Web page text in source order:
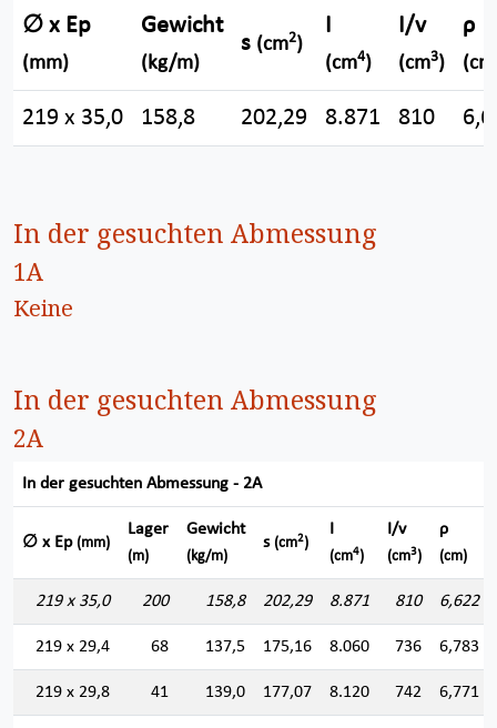
∅ x Ep
(mm)
Gewicht
(kg/m)
s (cm2)
I
(cm4)
I/v
(cm3)
ρ
219 x 35,0 158,8 202,29 8.871 810
In der gesuchten Abmessung
1A
Keine
In der gesuchten Abmessung
2A
In der gesuchten Abmessung - 2A
∅ x Ep (mm)
Lager
(m)
Gewicht
(kg/m)
s (cm2)
I
(cm4)
I/v
(cm3)
ρ
(cm)
219 x 35,0 200 158,8 202,29 8.871 810 6,622
219 x 29,4 68 137,5 175,16 8.060 736 6,783
219 x 29,8 41 139,0 177,07 8.120 742 6,771